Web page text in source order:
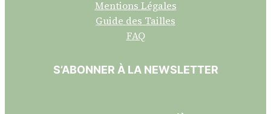
Mentions Légales
Guide des Tailles
FAQ
S’ABONNER À LA NEWSLETTER